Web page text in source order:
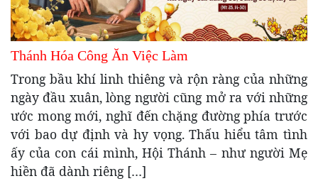
Thánh Hóa Công Ăn Việc Làm
Trong bầu khí linh thiêng và rộn ràng của những
ngày đầu xuân, lòng người cũng mở ra với những
ước mong mới, nghĩ đến chặng đường phía trước
với bao dự định và hy vọng. Thấu hiểu tâm tình
ấy của con cái mình, Hội Thánh – như người Mẹ
hiền đã dành riêng […]